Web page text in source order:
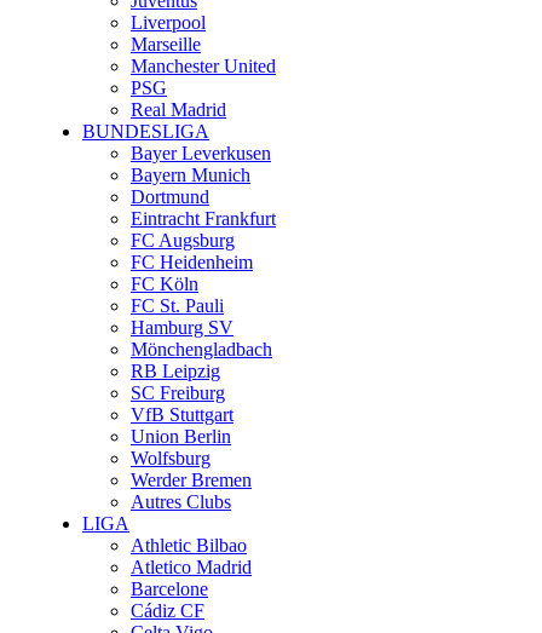
Liverpool
Marseille
Manchester United
PSG
Real Madrid
BUNDESLIGA
Bayer Leverkusen
Bayern Munich
Dortmund
Eintracht Frankfurt
FC Augsburg
FC Heidenheim
FC Köln
FC St. Pauli
Hamburg SV
Mönchengladbach
RB Leipzig
SC Freiburg
VfB Stuttgart
Union Berlin
Wolfsburg
Werder Bremen
Autres Clubs
LIGA
Athletic Bilbao
Atletico Madrid
Barcelone
Cádiz CF